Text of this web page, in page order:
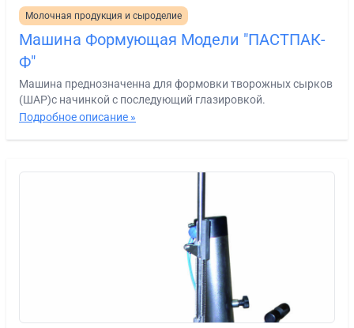
Молочная продукция и сыроделие
Машина Формующая Модели "ПАСТПАК-
Ф"
Машина преднозначенна для формовки творожных сырков
(ШАР)с начинкой с последующий глазировкой.
Подробное описание »